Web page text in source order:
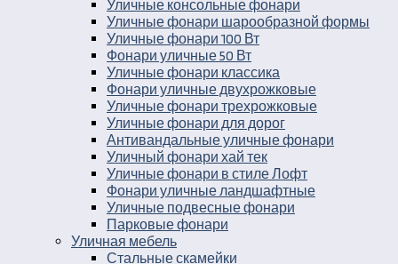
Уличные консольные фонари
Уличные фонари шарообразной формы
Уличные фонари 100 Вт
Фонари уличные 50 Вт
Уличные фонари классика
Фонари уличные двухрожковые
Уличные фонари трехрожковые
Уличные фонари для дорог
Антивандальные уличные фонари
Уличный фонари хай тек
Уличные фонари в стиле Лофт
Фонари уличные ландшафтные
Уличные подвесные фонари
Парковые фонари
Уличная мебель
Стальные скамейки